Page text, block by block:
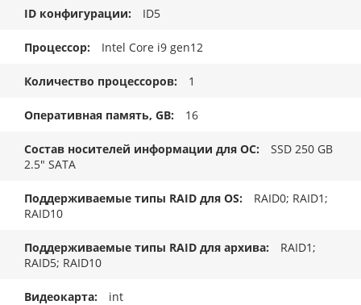
ID конфигурации ID5
Процессор Intel Core i9 gen12
Количество процессоров 1
Оперативная память, GB 16
Состав носителей информации для ОС
SSD 250 GB
2.5" SATA
Поддерживаемые типы RAID для OS
RAID0; RAID1;
RAID10
Поддерживаемые типы RAID для архива
RAID1;
RAID5; RAID10
Видеокарта int